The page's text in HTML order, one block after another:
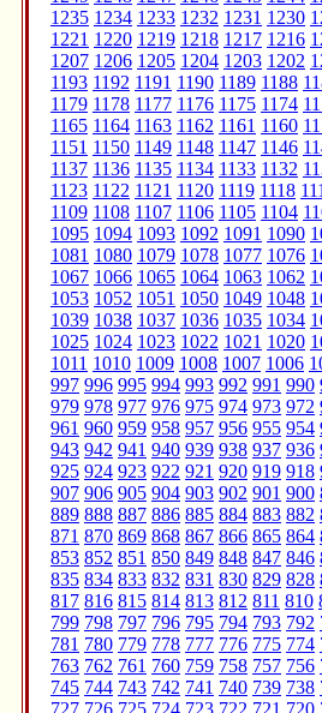
1235 1234 1233 1232 1231 1230
1221 1220 1219 1218 1217 1216
1207 1206 1205 1204 1203 1202
1193 1192 1191 1190 1189 1188
1179 1178 1177 1176 1175 1174
1165 1164 1163 1162 1161 1160
1151 1150 1149 1148 1147 1146
1137 1136 1135 1134 1133 1132
1123 1122 1121 1120 1119 1118
1109 1108 1107 1106 1105 1104
1095 1094 1093 1092 1091 1090
1081 1080 1079 1078 1077 1076
1067 1066 1065 1064 1063 1062
1053 1052 1051 1050 1049 1048
1039 1038 1037 1036 1035 1034
1025 1024 1023 1022 1021 1020
1011 1010 1009 1008 1007 1006
997 996 995 994 993 992 991 990
979 978 977 976 975 974 973 972
961 960 959 958 957 956 955 954
943 942 941 940 939 938 937 936
925 924 923 922 921 920 919 918
907 906 905 904 903 902 901 900
889 888 887 886 885 884 883 882
871 870 869 868 867 866 865 864
853 852 851 850 849 848 847 846
835 834 833 832 831 830 829 828
817 816 815 814 813 812 811 810
799 798 797 796 795 794 793 792
781 780 779 778 777 776 775 774
763 762 761 760 759 758 757 756
745 744 743 742 741 740 739 738